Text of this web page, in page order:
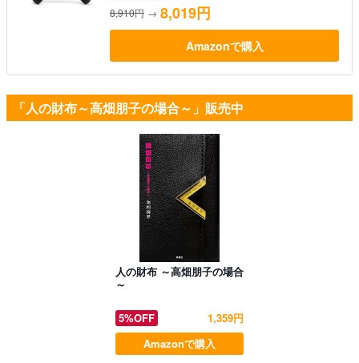
8,910円 → 8,019円
Amazonで購入
「人の財布～高畑朋子の場合～」販売中
人の財布 ～高畑朋子の場合
～
5%OFF
1,359円
Amazonで購入